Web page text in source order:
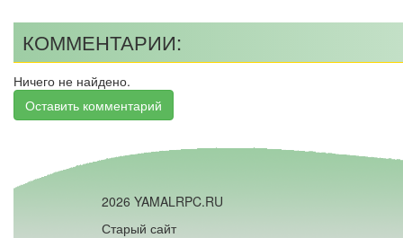
КОММЕНТАРИИ:
Ничего не найдено.
Оставить комментарий
2026 YAMALRPC.RU
Старый сайт